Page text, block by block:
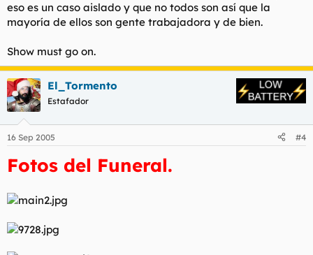
eso es un caso aislado y que no todos son así que la
mayoría de ellos son gente trabajadora y de bien.
Show must go on.
El_Tormento
Estafador
16 Sep 2005 #4
Fotos del Funeral.